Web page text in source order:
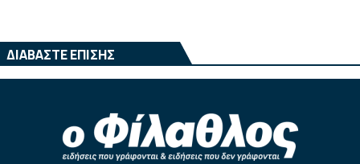
ΔΙΑΒΑΣΤΕ ΕΠΙΣΗΣ